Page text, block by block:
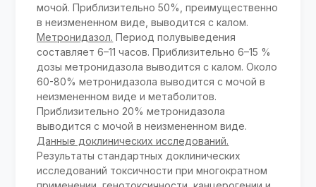
мочой. Приблизительно 50%, преимущественно
в неизмененном виде, выводится с калом.
Метронидазол. Период полувыведения
составляет 6–11 часов. Приблизительно 6–15 %
дозы метронидазола выводится с калом. Около
60-80% метронидазола выводится с мочой в
неизмененном виде и метаболитов.
Приблизительно 20% метронидазола
выводится с мочой в неизмененном виде.
Данные доклинических исследований.
Результаты стандартных доклинических
исследований токсичности при многократном